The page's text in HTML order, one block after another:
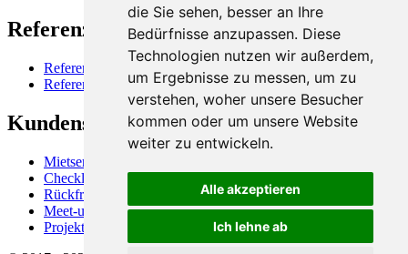
die Sie sehen, besser an Ihre
Bedürfnisse anzupassen. Diese
Technologien nutzen wir außerdem,
um Ergebnisse zu messen, um zu
verstehen, woher unsere Besucher
kommen oder um unsere Website
weiter zu entwickeln.
Alle akzeptieren
Ich lehne ab
Referenzen
Referenzen, Firmen
Referenzen, Projektbeispiele
Kundenservice
Mietservice für Raummodule
Checkliste "Kostenschätzung"
Rückfrage, Terminvereinbarung, Infoletter
Meet-us (Videocall)
Projekte (Login)